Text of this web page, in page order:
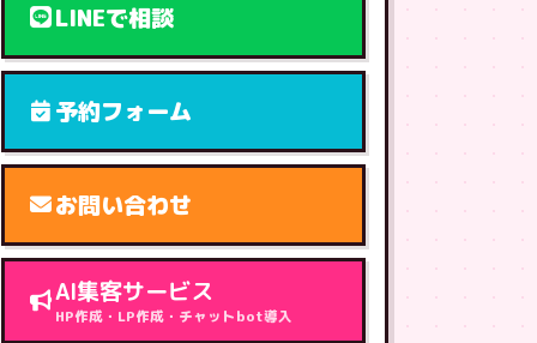
LINEで相談
予約フォーム
お問い合わせ
AI集客サービス
HP作成・LP作成・チャットbot導入